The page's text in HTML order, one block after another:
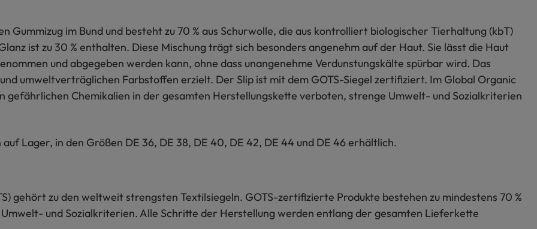
Gummizug im Bund und besteht zu 70 % aus Schurwolle, die aus kontrolliert biologischer Tierhaltung (kbT)
ist zu 30 % enthalten. Diese Mischung trägt sich besonders angenehm auf der Haut. Sie lässt die Haut
und abgegeben werden kann, ohne dass unangenehme Verdunstungskälte spürbar wird. Das
umweltverträglichen Farbstoffen erzielt. Der Slip ist mit dem GOTS-Siegel zertifiziert. Im Global Organic
gefährlichen Chemikalien in der gesamten Herstellungskette verboten, strenge Umwelt- und Sozialkriterien
Lager, in den Größen DE 36, DE 38, DE 40, DE 42, DE 44 und DE 46 erhältlich.
gehört zu den weltweit strengsten Textilsiegeln. GOTS-zertifizierte Produkte bestehen zu mindestens 70 %
und Sozialkriterien. Alle Schritte der Herstellung werden entlang der gesamten Lieferkette